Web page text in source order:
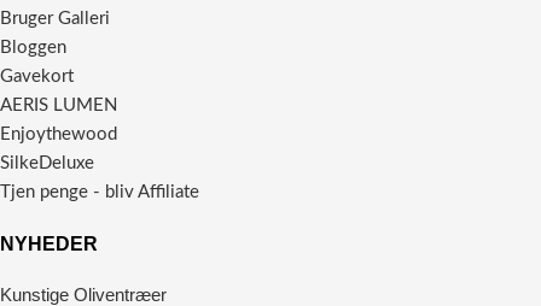
Bruger Galleri
Bloggen
Gavekort
AERIS LUMEN
Enjoythewood
SilkeDeluxe
Tjen penge - bliv Affiliate
NYHEDER
Kunstige Oliventræer